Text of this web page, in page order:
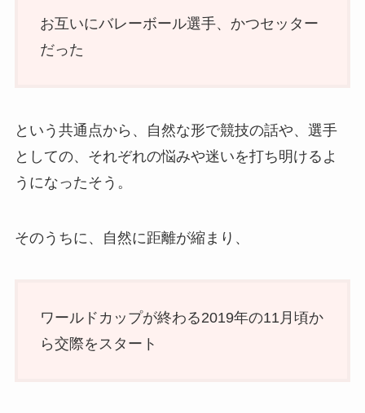
お互いにバレーボール選手、かつセッター
だった
という共通点から、自然な形で競技の話や、選手
としての、それぞれの悩みや迷いを打ち明けるよ
うになったそう。
そのうちに、自然に距離が縮まり、
ワールドカップが終わる2019年の11月頃か
ら交際をスタート